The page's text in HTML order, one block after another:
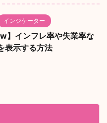
インジケーター
】インフレ率や失業率な
表示する方法